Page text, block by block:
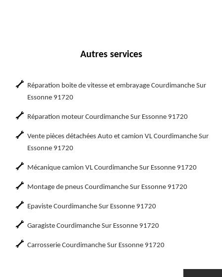
Autres services
Réparation boite de vitesse et embrayage Courdimanche Sur
Essonne 91720
Réparation moteur Courdimanche Sur Essonne 91720
Vente pièces détachées Auto et camion VL Courdimanche Sur
Essonne 91720
Mécanique camion VL Courdimanche Sur Essonne 91720
Montage de pneus Courdimanche Sur Essonne 91720
Epaviste Courdimanche Sur Essonne 91720
Garagiste Courdimanche Sur Essonne 91720
Carrosserie Courdimanche Sur Essonne 91720